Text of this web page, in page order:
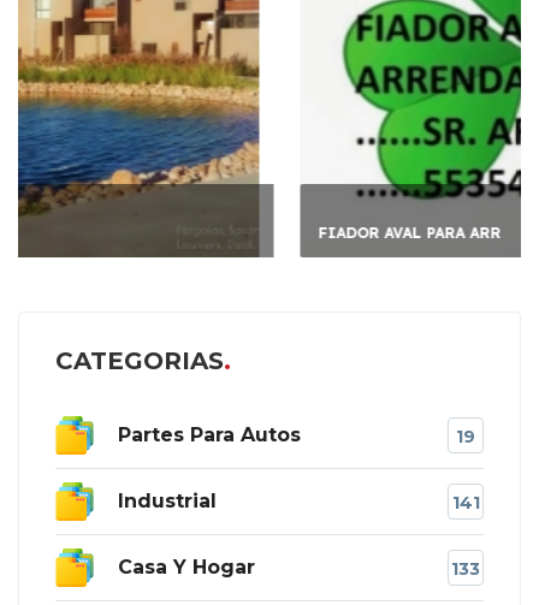
FIADOR AVAL PARA ARR
CATEGORIAS
Partes Para Autos 19
Industrial 141
Casa Y Hogar 133